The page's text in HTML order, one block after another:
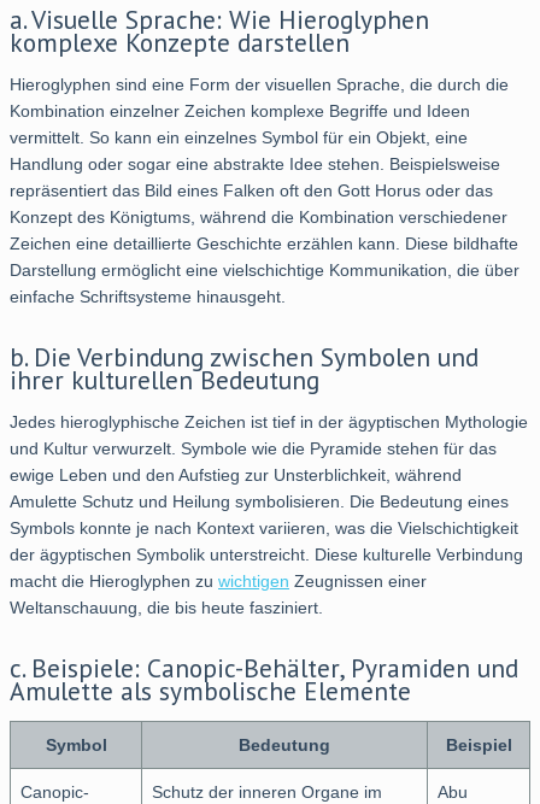
a. Visuelle Sprache: Wie Hieroglyphen
komplexe Konzepte darstellen
Hieroglyphen sind eine Form der visuellen Sprache, die durch die
Kombination einzelner Zeichen komplexe Begriffe und Ideen
vermittelt. So kann ein einzelnes Symbol für ein Objekt, eine
Handlung oder sogar eine abstrakte Idee stehen. Beispielsweise
repräsentiert das Bild eines Falken oft den Gott Horus oder das
Konzept des Königtums, während die Kombination verschiedener
Zeichen eine detaillierte Geschichte erzählen kann. Diese bildhafte
Darstellung ermöglicht eine vielschichtige Kommunikation, die über
einfache Schriftsysteme hinausgeht.
b. Die Verbindung zwischen Symbolen und
ihrer kulturellen Bedeutung
Jedes hieroglyphische Zeichen ist tief in der ägyptischen Mythologie
und Kultur verwurzelt. Symbole wie die Pyramide stehen für das
ewige Leben und den Aufstieg zur Unsterblichkeit, während
Amulette Schutz und Heilung symbolisieren. Die Bedeutung eines
Symbols konnte je nach Kontext variieren, was die Vielschichtigkeit
der ägyptischen Symbolik unterstreicht. Diese kulturelle Verbindung
macht die Hieroglyphen zu wichtigen Zeugnissen einer
Weltanschauung, die bis heute fasziniert.
c. Beispiele: Canopic-Behälter, Pyramiden und
Amulette als symbolische Elemente
Symbol Bedeutung Beispiel
Canopic-
Schutz der inneren Organe im
Abu